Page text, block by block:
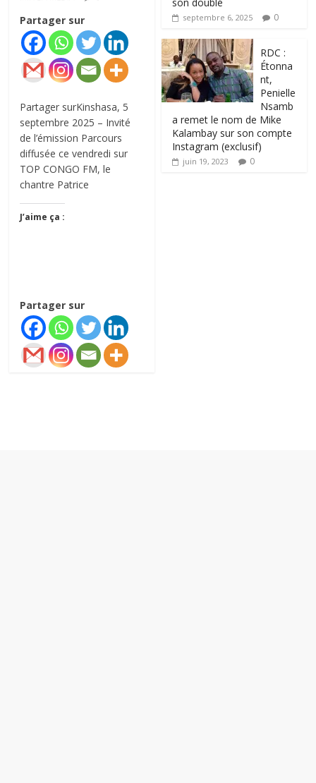
Partager sur
Partager surKinshasa, 5
septembre 2025 – Invité
de l’émission Parcours
diffusée ce vendredi sur
TOP CONGO FM, le
chantre Patrice
J’aime ça :
Partager sur
septembre 6, 2025 0
RDC :
Étonna
nt,
Penielle
Nsamb
a remet le nom de Mike
Kalambay sur son compte
Instagram (exclusif)
juin 19, 2023 0